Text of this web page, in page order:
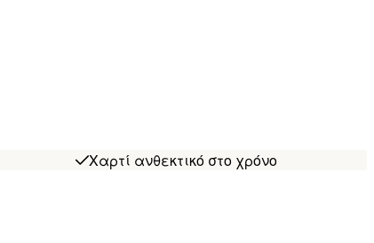
Χαρτί ανθεκτικό στο χρόνο